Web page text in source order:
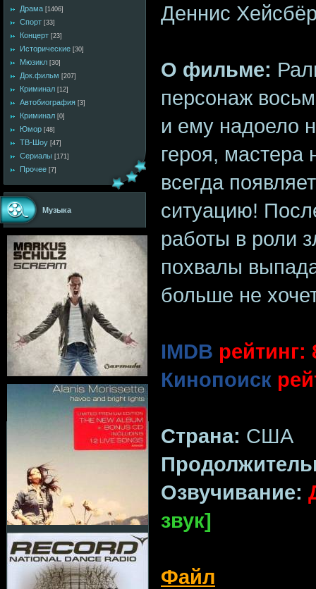
Драма [1406]
Спорт [33]
Концерт [23]
Исторические [30]
Мюзикл [30]
Док.фильм [207]
Криминал [12]
Автобиография [3]
Криминал [0]
Юмор [48]
ТВ-Шоу [47]
Сериалы [171]
Прочее [7]
Музыка
Деннис
О фильме:
персонаж
и ему надоело
героя, мастера
всегда
ситуацию!
работы в роли
похвалы
больше не
IMDB рейтинг:
Кинопоиск
Страна: США
Озвучивание:
звук]
Файл